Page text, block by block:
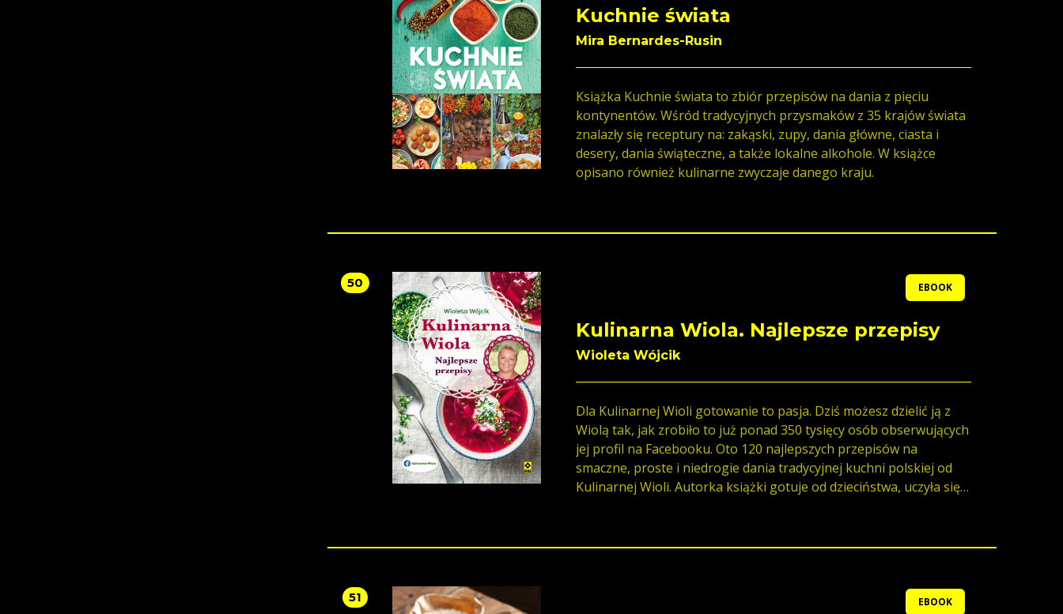
Kuchnie świata
Mira Bernardes-Rusin
Książka Kuchnie świata to zbiór przepisów na dania z pięciu
kontynentów. Wśród tradycyjnych przysmaków z 35 krajów świata
znalazły się receptury na: zakąski, zupy, dania główne, ciasta i
desery, dania świąteczne, a także lokalne alkohole. W książce
opisano również kulinarne zwyczaje danego kraju.
50 EBOOK
Kulinarna Wiola. Najlepsze przepisy
Wioleta Wójcik
Dla Kulinarnej Wioli gotowanie to pasja. Dziś możesz dzielić ją z
Wiolą tak, jak zrobiło to już ponad 350 tysięcy osób obserwujących
jej profil na Facebooku. Oto 120 najlepszych przepisów na
smaczne, proste i niedrogie dania tradycyjnej kuchni polskiej od
Kulinarnej Wioli. Autorka książki gotuje od dzieciństwa, uczyła się
wychodziło jej perfekcyjnie, mimo to nie poddawała się. O sobie
51 EBOOK